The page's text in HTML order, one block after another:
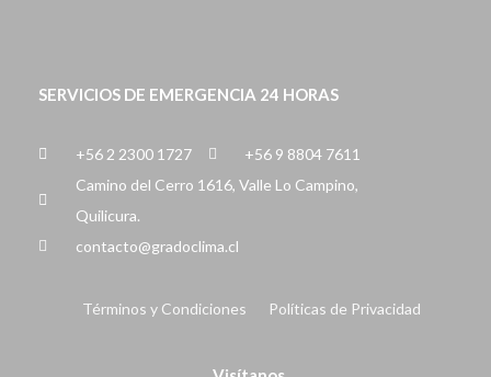
SERVICIOS DE EMERGENCIA 24 HORAS
+56 2 2300 1727
+56 9 8804 7611
Camino del Cerro 1616, Valle Lo Campino,
Quilicura.
contacto@gradoclima.cl
Términos y Condiciones Políticas de Privacidad